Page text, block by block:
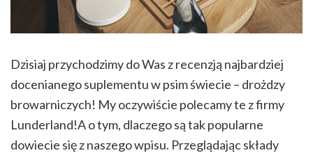
Dzisiaj przychodzimy do Was z recenzją najbardziej
docenianego suplementu w psim świecie – drożdzy
browarniczych! My oczywiście polecamy te z firmy
Lunderland!A o tym, dlaczego są tak popularne
dowiecie się z naszego wpisu. Przeglądając składy